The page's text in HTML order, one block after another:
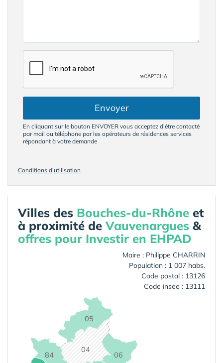
Envoyer
En cliquant sur le bouton ENVOYER vous acceptez d’être contacté
par mail ou téléphone par les opérateurs de résidences services
répondant à votre demande
Conditions d'utilisation
Villes des Bouches-du-Rhône et
à proximité deVauvenargues &
offres pour Investir en EHPAD
Maire : Philippe CHARRIN
Population : 1 007 habs.
Code postal : 13126
Code insee : 13111
04
05
06
84